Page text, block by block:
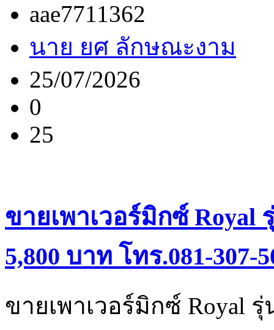
aae7711362
นาย ยศ ลักษณะงาม
25/07/2026
0
25
ขายเพาเวอร์มิกซ์ Royal
5,800 บาท โทร.081-307-
ขายเพาเวอร์มิกซ์ Royal รุ่